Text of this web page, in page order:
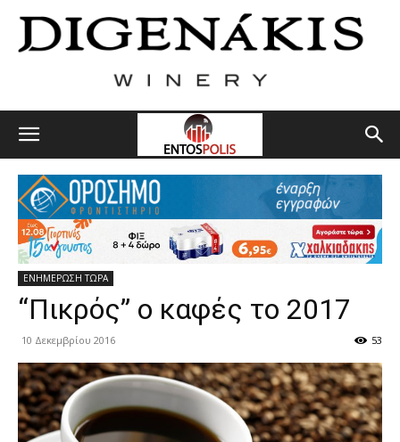
ΕΝΗΜΕΡΩΣΗ ΤΩΡΑ
“Πικρός” ο καφές το 2017
10 Δεκεμβρίου 2016 53